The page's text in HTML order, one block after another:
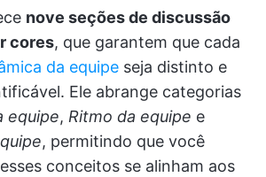
nove seções de discussão
cores, que garantem que cada
da equipe seja distinto e
Ele abrange categorias
equipe, Ritmo da equipe e
, permitindo que você
conceitos se alinham aos